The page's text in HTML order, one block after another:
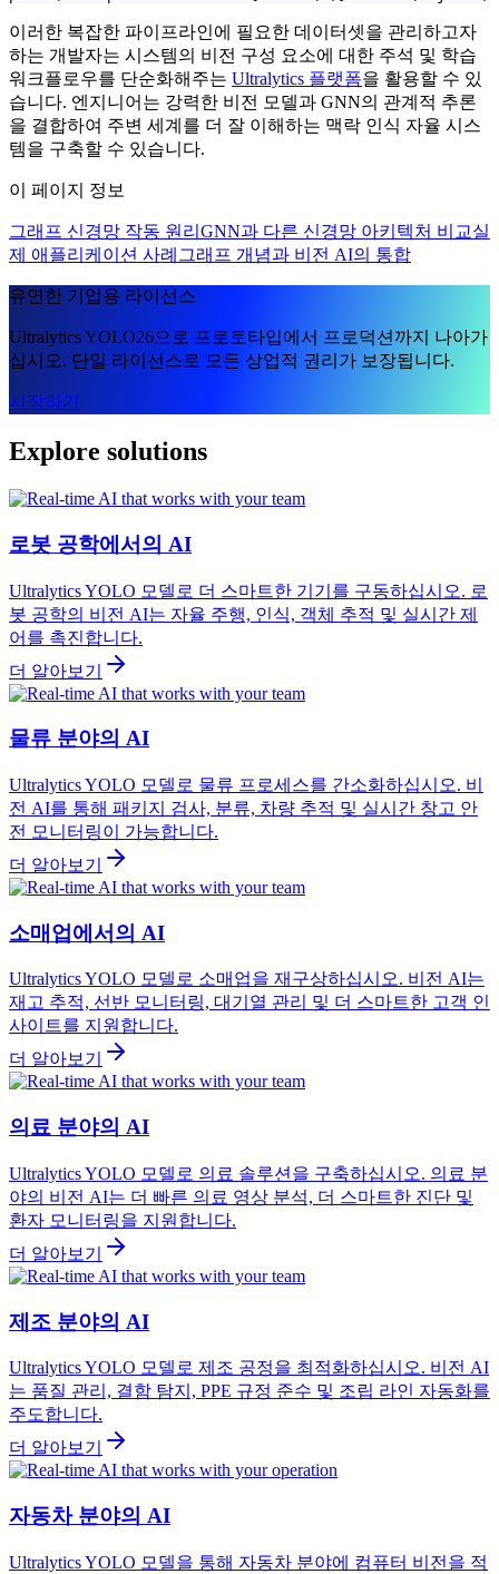
이러한 복잡한 파이프라인에 필요한 데이터셋을 관리하고자
하는 개발자는 시스템의 비전 구성 요소에 대한 주석 및 학습
워크플로우를 단순화해주는 Ultralytics 플랫폼을 활용할 수 있
습니다. 엔지니어는 강력한 비전 모델과 GNN의 관계적 추론
을 결합하여 주변 세계를 더 잘 이해하는 맥락 인식 자율 시스
템을 구축할 수 있습니다.
이 페이지 정보
그래프 신경망 작동 원리 GNN과 다른 신경망 아키텍처 비교실
제 애플리케이션 사례 그래프 개념과 비전 AI의 통합
유연한 기업용 라이선스
Ultralytics YOLO26으로 프로토타입에서 프로덕션까지 나아가
십시오. 단일 라이선스로 모든 상업적 권리가 보장됩니다.
시작하기
Explore solutions
로봇 공학에서의 AI
Ultralytics YOLO 모델로 더 스마트한 기기를 구동하십시오. 로
봇 공학의 비전 AI는 자율 주행, 인식, 객체 추적 및 실시간 제
어를 촉진합니다.
더 알아보기
물류 분야의 AI
Ultralytics YOLO 모델로 물류 프로세스를 간소화하십시오. 비
전 AI를 통해 패키지 검사, 분류, 차량 추적 및 실시간 창고 안
전 모니터링이 가능합니다.
더 알아보기
소매업에서의 AI
Ultralytics YOLO 모델로 소매업을 재구상하십시오. 비전 AI는
재고 추적, 선반 모니터링, 대기열 관리 및 더 스마트한 고객 인
사이트를 지원합니다.
더 알아보기
의료 분야의 AI
Ultralytics YOLO 모델로 의료 솔루션을 구축하십시오. 의료 분
야의 비전 AI는 더 빠른 의료 영상 분석, 더 스마트한 진단 및
환자 모니터링을 지원합니다.
더 알아보기
제조 분야의 AI
Ultralytics YOLO 모델로 제조 공정을 최적화하십시오. 비전 AI
는 품질 관리, 결함 탐지, PPE 규정 준수 및 조립 라인 자동화를
주도합니다.
더 알아보기
자동차 분야의 AI
Ultralytics YOLO 모델을 통해 자동차 분야에 컴퓨터 비전을 적